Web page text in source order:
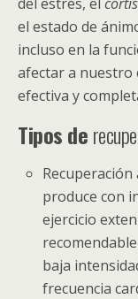
el estado de
incluso en la
afectar a nuestro
efectiva y
Tipos de
Recuperación
produce con
ejercicio
baja
frecuencia